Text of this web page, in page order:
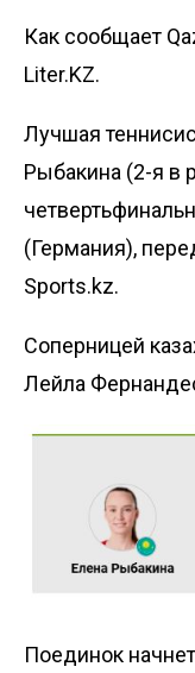
Как сообщает
Liter.KZ.
Лучшая
Рыбакина (2-я в
(Германия),
Sports.kz.
Соперницей
Лейла
Поединок